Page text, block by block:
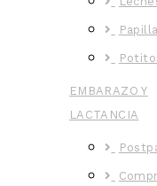
EMBARAZO Y
LACTANCIA